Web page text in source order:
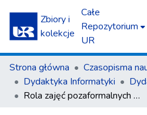
Zbiory i
kolekcje
Całe
Repozytorium
UR
Strona główna
Dydaktyka Informatyki
Rola zajęć pozaformalnych w rozwijaniu uzdolnień informatycznych uczniów